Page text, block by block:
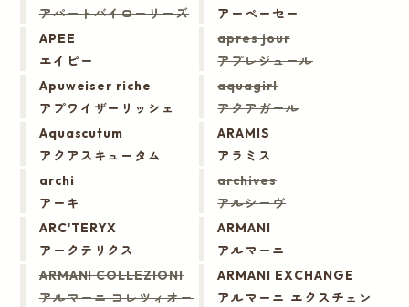
アパートバイローリーズ アーペーセー
APEE
エイピー
apres jour
アプレジュール
Apuweiser riche
アプワイザーリッシェ
aquagirl
アクアガール
Aquascutum
アクアスキュータム
ARAMIS
アラミス
archi
アーキ
archives
アルシーヴ
ARC'TERYX
アークテリクス
ARMANI
アルマーニ
ARMANI COLLEZIONI
アルマーニ コレツィオー
ARMANI EXCHANGE
アルマーニ エクスチェン